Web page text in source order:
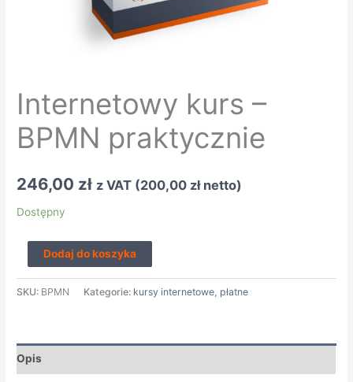
Internetowy kurs –
BPMN praktycznie
246,00 zł z VAT (200,00 złnetto)
Dostępny
Dodaj do koszyka
SKU: BPMN Kategorie: kursy internetowe płatne
Opis